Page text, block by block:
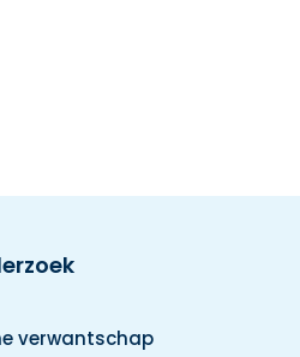
verwantschap